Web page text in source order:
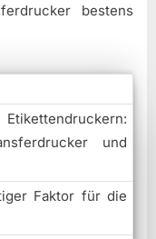
bestens
und
Faktor für die